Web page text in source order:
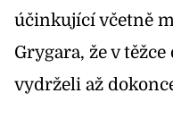
účinkující včetně
Grygara, že v
vydrželi až